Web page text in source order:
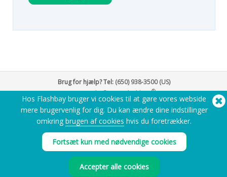
Brug for hjælp? Tel: (650) 938-3500 (US)
Copyright © 2026 Flashbay®
Hos Flashbay bruger vi cookies til at gøre vores webside
mere brugervenlig for dig. Du kan ændre dine indstillinger
omkring brugen af cookies hvis du foretrækker.
Fortsæt kun med nødvendige cookies
Accepter alle cookies